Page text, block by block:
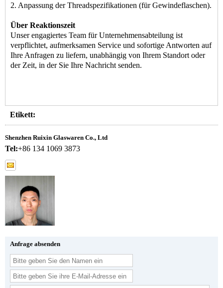
2. Anpassung der Threadspezifikationen (für Gewindeflaschen).
Über Reaktionszeit
Unser engagiertes Team für Unternehmensabteilung ist
verpflichtet, aufmerksamen Service und sofortige Antworten auf
Ihre Anfragen zu liefern, unabhängig von Ihrem Standort oder
der Zeit, in der Sie Ihre Nachricht senden.
Etikett:
Shenzhen Ruixin Glaswaren Co., Ltd
Tel:+86 134 1069 3873
Anfrage absenden